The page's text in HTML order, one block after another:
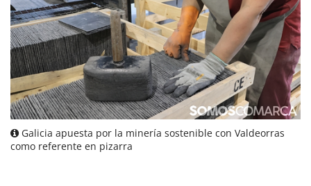
Galicia apuesta por la minería sostenible con Valdeorras
como referente en pizarra